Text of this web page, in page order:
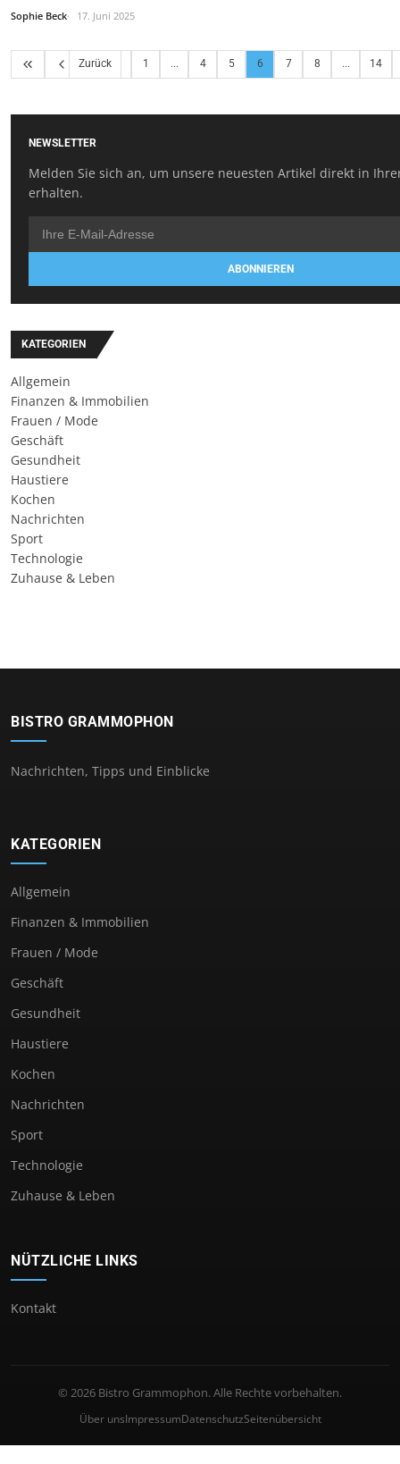
Sophie Beck 17. Juni 2025
Zurück 1 ... 4 5 6 7 8 ... 14
NEWSLETTER
Melden Sie sich an, um unsere neuesten Artikel direkt in
erhalten.
ABONNIEREN
KATEGORIEN
Allgemein
Finanzen & Immobilien
Frauen / Mode
Geschäft
Gesundheit
Haustiere
Kochen
Nachrichten
Sport
Technologie
Zuhause & Leben
BISTRO GRAMMOPHON
Nachrichten, Tipps und Einblicke
KATEGORIEN
Allgemein
Finanzen & Immobilien
Frauen / Mode
Geschäft
Gesundheit
Haustiere
Kochen
Nachrichten
Sport
Technologie
Zuhause & Leben
NÜTZLICHE LINKS
Kontakt
© 2026 Bistro Grammophon. Alle Rechte vorbehalten.
Über unsImpressumDatenschutzSeitenübersicht